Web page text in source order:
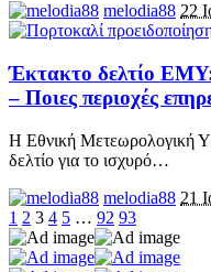
melodia88 22
Έκτακτο δελτίο
– Ποιες περιοχές
Η Εθνική Μετεωρολογική
δελτίο για το ισχυρό…
melodia88 21
1 2 3 4 5 … 92 93